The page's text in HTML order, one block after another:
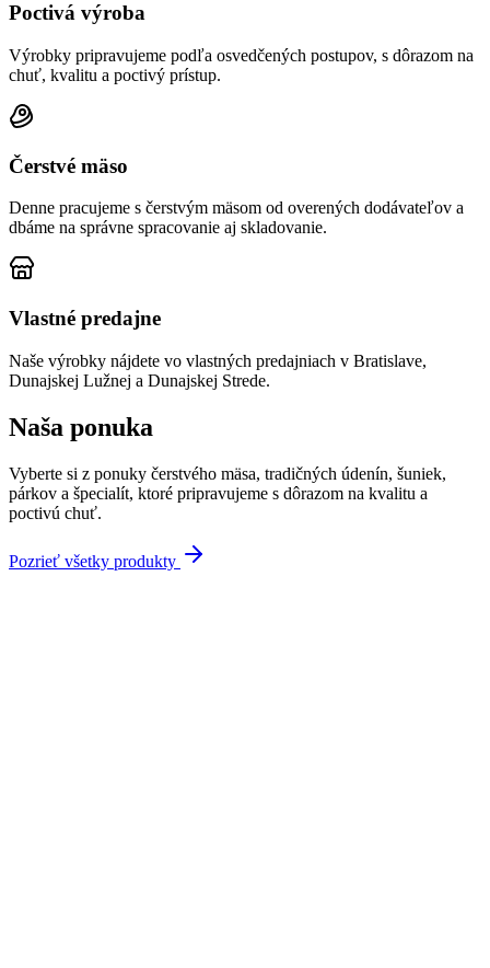
Poctivá výroba
Výrobky pripravujeme podľa osvedčených postupov, s dôrazom na
chuť, kvalitu a poctivý prístup.
Čerstvé mäso
Denne pracujeme s čerstvým mäsom od overených dodávateľov a
dbáme na správne spracovanie aj skladovanie.
Vlastné predajne
Naše výrobky nájdete vo vlastných predajniach v Bratislave,
Dunajskej Lužnej a Dunajskej Strede.
Naša ponuka
Vyberte si z ponuky čerstvého mäsa, tradičných údenín, šuniek,
párkov a špecialít, ktoré pripravujeme s dôrazom na kvalitu a
poctivú chuť.
Pozrieť všetky produkty